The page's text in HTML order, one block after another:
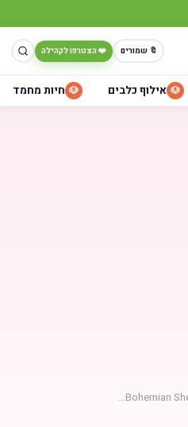
🔖 שמורים ❤️ הצטרפו לקהילה
🐶 אילוף כלבים 🐶 חיות מחמד